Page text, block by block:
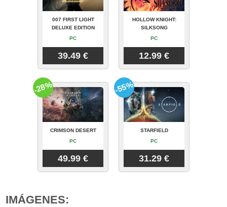
007 FIRST LIGHT
DELUXE EDITION
PC
39.49 €
HOLLOW KNIGHT:
SILKSONG
PC
12.99 €
CRIMSON DESERT
PC
49.99 €
-28%
STARFIELD
PC
31.29 €
-55%
IMÁGENES: